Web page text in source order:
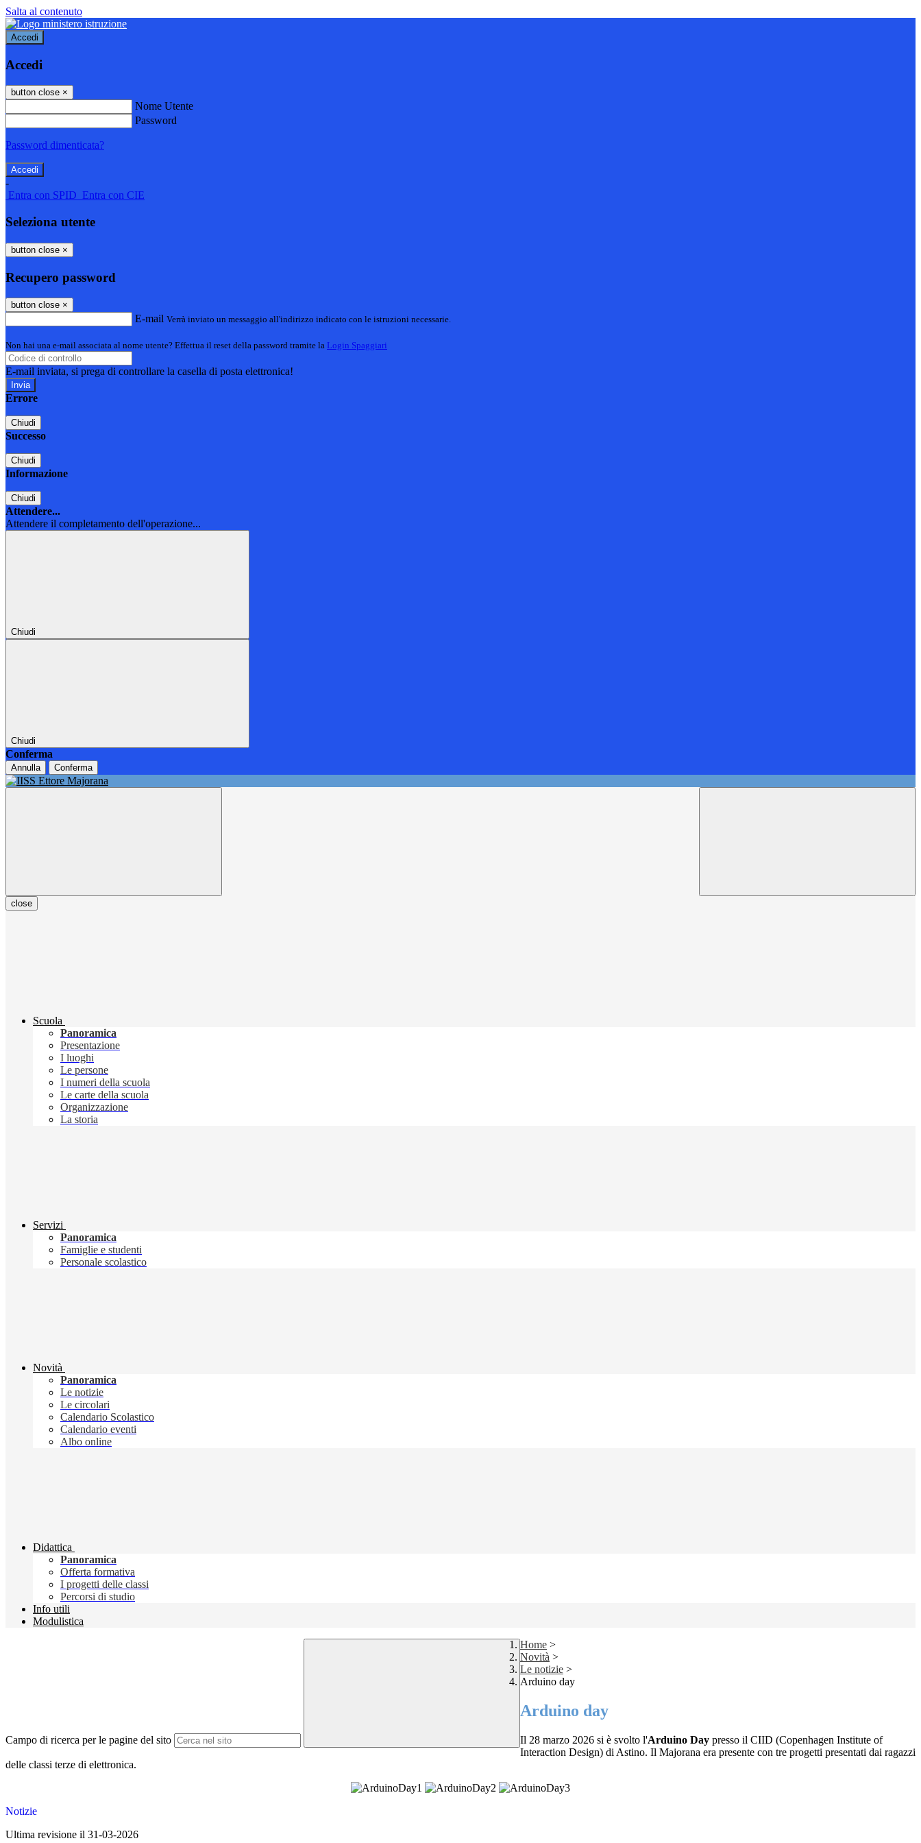
Salta al contenuto
Accedi
Accedi
button close ×
Nome Utente
Password
Password dimenticata?
-
Entra con SPID Entra con CIE
Seleziona utente
button close ×
Recupero password
button close ×
E-mail Verrà inviato un messaggio all'indirizzo indicato con le istruzioni necessarie.
Non hai una e-mail associata al nome utente? Effettua il reset della password tramite la Login Spaggiari
E-mail inviata, si prega di controllare la casella di posta elettronica!
Errore
Chiudi
Successo
Chiudi
Informazione
Chiudi
Attendere...
Attendere il completamento dell'operazione...
Chiudi
Chiudi
Conferma
Annulla Conferma
close
Scuola
Panoramica
Presentazione
I luoghi
Le persone
I numeri della scuola
Le carte della scuola
Organizzazione
La storia
Servizi
Panoramica
Famiglie e studenti
Personale scolastico
Novità
Panoramica
Le notizie
Le circolari
Calendario Scolastico
Calendario eventi
Albo online
Didattica
Panoramica
Offerta formativa
I progetti delle classi
Percorsi di studio
Info utili
Modulistica
Campo di ricerca per le pagine del sito
Home >
Novità >
Le notizie >
Arduino day
Arduino day
Il 28 marzo 2026 si è svolto l'Arduino Day presso il CIID (Copenhagen Institute of
Interaction Design) di Astino. Il Majorana era presente con tre progetti presentati dai ragazzi
delle classi terze di elettronica.
Notizie
Ultima revisione il 31-03-2026